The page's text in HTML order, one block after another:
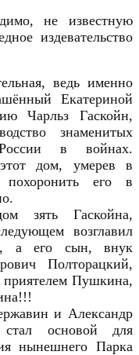
не известную
издевательство
ведь именно
Екатериной
Чарльз Гаскойн,
знаменитых
в войнах.
дом, умерев в
похоронить его в
зять Гаскойна,
возглавил
а его сын, внук
Полторацкий,
Пушкина,
и Александр
основой для
нынешнего Парка